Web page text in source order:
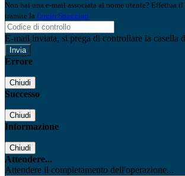
Non hai una e-mail associata al nome utente? Effettua il
tramite la Login Spaggiari
E-mail inviata, si prega di controllare la casella
Errore
Chiudi
Successo
Chiudi
Informazione
Chiudi
Attendere...
Attendere il completamento dell'operazione...